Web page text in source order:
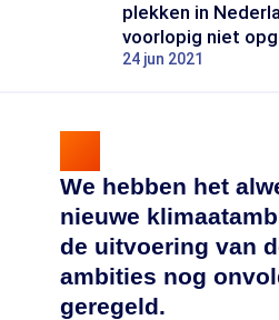
plekken in
voorlopig niet
24 jun 2021
We hebben het
nieuwe
de uitvoering van
ambities nog
geregeld.